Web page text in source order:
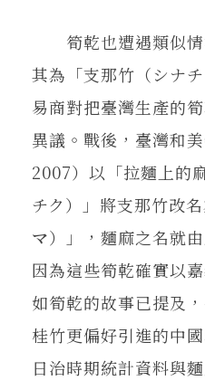
筍乾也遭遇類似情
其為「支那竹（シナ
易商對把臺灣生產的
異議。戰後，臺灣和
2007）以「拉麵上的
チク）」將支那竹改
マ）」，麵麻之名就
因為這些筍乾確實以
如筍乾的故事已提及
桂竹更偏好引進的中
日治時期統計資料與